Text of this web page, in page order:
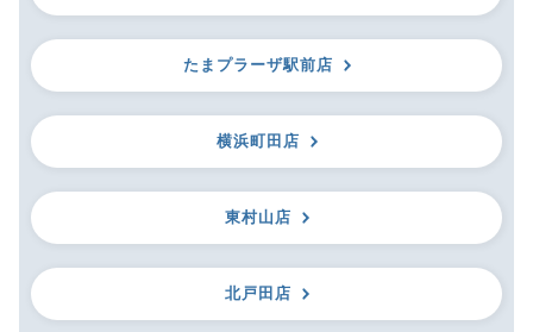
たまプラーザ駅前店
横浜町田店
東村山店
北戸田店